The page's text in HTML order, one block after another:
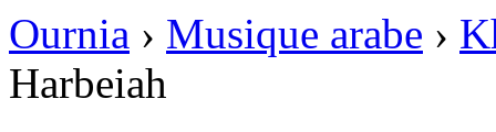
Ournia › Musique arabe ›
Harbeiah